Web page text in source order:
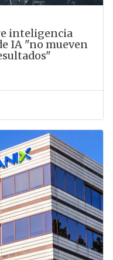
inteligencia
IA "no mueven